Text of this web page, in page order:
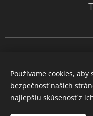
Používame cookies,
bezpečnosť našich
najlepšiu skúsenosť z